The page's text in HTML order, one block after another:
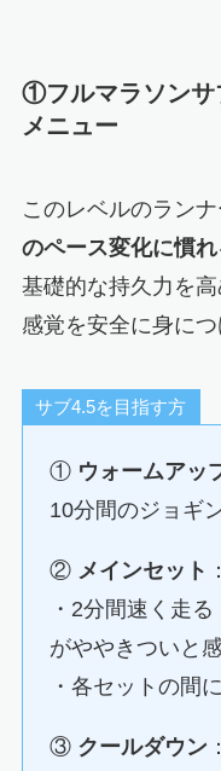
①フルマラソンサ
メニュー
このレベルのラン
のペース変化に慣れ
基礎的な持久力を
感覚を安全に身に
サブ4.5を目指す方
① ウォームアッ
10分間のジョギ
② メインセット ：
・2分間速く走
がややきついと
・各セットの間
③ クールダウン ：